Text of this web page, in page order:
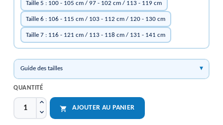
Taille 5 : 100 - 105 cm / 97 - 102 cm / 113 - 119 cm
Taille 6 : 106 - 115 cm / 103 - 112 cm / 120 - 130 cm
Taille 7 : 116 - 121 cm / 113 - 118 cm / 131 - 141 cm
Guide des tailles
QUANTITÉ
 AJOUTER AU PANIER